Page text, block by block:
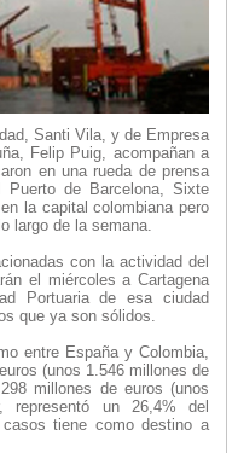
Santi Vila, y de Empresa
Felip Puig, acompañan a
en una rueda de prensa
de Barcelona, Sixte
la capital colombiana pero
largo de la semana.
con la actividad del
el miércoles a Cartagena
Portuaria de esa ciudad
que ya son sólidos.
entre España y Colombia,
(unos 1.546 millones de
millones de euros (unos
representó un 26,4% del
tiene como destino a